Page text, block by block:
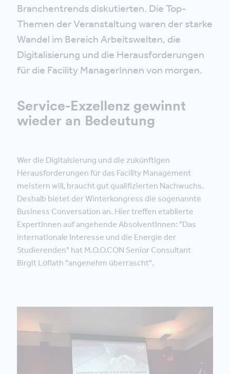
Branchentrends diskutierten. Die Top-
Themen der Veranstaltung waren der starke
Wandel im Bereich Arbeitswelten, die
Digitalisierung und die Herausforderungen
für die Facility ManagerInnen von morgen.
Service-Exzellenz gewinnt
wieder an Bedeutung
Wer die Digitalsierung und die zukünftigen
Herausforderungen für das Facility Management
meistern will, braucht gut qualifizierten Nachwuchs.
Deshalb bietet der Winterkongress die sogenannte
Business Conversation an. Hier treffen etablierte
ExpertInnen auf angehende AbsolventInnen: "Das
internationale Interesse und die Energie der
Studierenden" hat M.O.O.CON Senior Consultant
Birgit Löflath "angenehm überrascht".